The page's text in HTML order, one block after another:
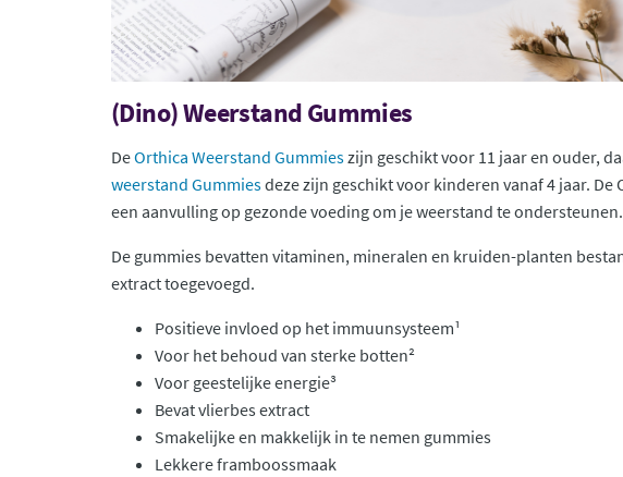
(Dino) Weerstand Gummies
DeOrthica Weerstand Gummieszijn geschikt voor 11 jaar en ouder,
weerstand Gummiesdeze zijn geschikt voor kinderen vanaf 4 jaar.
een aanvulling op gezonde voeding om je weerstand te ondersteunen.
De gummies bevatten vitaminen, mineralen en kruiden-planten
extract toegevoegd.
Positieve invloed op het immuunsysteem¹
Voor het behoud van sterke botten²
Voor geestelijke energie³
Bevat vlierbes extract
Smakelijke en makkelijk in te nemen gummies
Lekkere framboossmaak